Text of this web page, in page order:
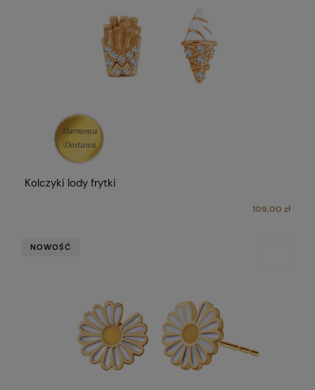
Kolczyki lody frytki
109,00 zł
NOWOŚĆ